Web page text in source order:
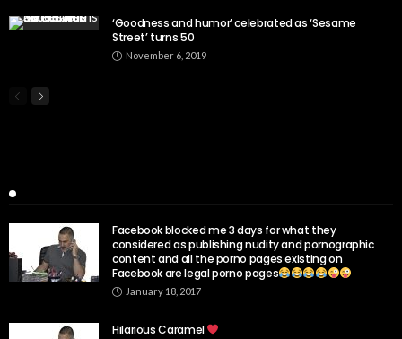
‘Goodness and humor’ celebrated as ‘Sesame
Street’ turns 50
November 6, 2019
Facebook blocked me 3 days for what they
considered as publishing nudity and pornographic
content and all the porno pages existing on
Facebook are legal porno pages
January 18, 2017
Hilarious Caramel